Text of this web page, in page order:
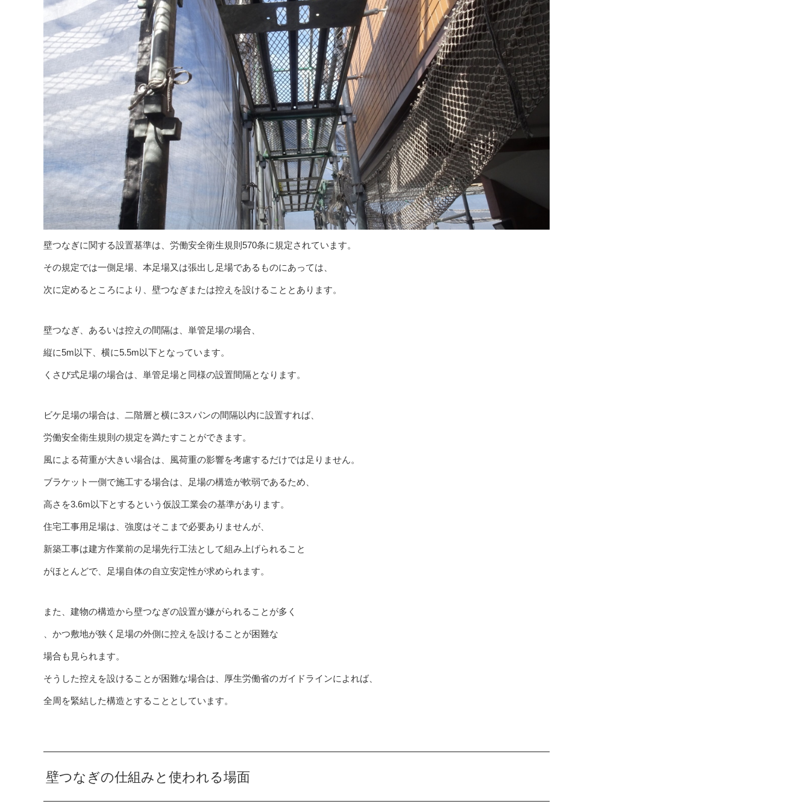
壁つなぎに関する設置基準は、労働安全衛生規則570条に規定されています。
その規定では一側足場、本足場又は張出し足場であるものにあっては、
次に定めるところにより、壁つなぎまたは控えを設けることとあります。
壁つなぎ、あるいは控えの間隔は、単管足場の場合、
縦に5m以下、横に5.5m以下となっています。
くさび式足場の場合は、単管足場と同様の設置間隔となります。
ビケ足場の場合は、二階層と横に3スパンの間隔以内に設置すれば、
労働安全衛生規則の規定を満たすことができます。
風による荷重が大きい場合は、風荷重の影響を考慮するだけでは足りません。
ブラケット一側で施工する場合は、足場の構造が軟弱であるため、
高さを3.6m以下とするという仮設工業会の基準があります。
住宅工事用足場は、強度はそこまで必要ありませんが、
新築工事は建方作業前の足場先行工法として組み上げられること
がほとんどで、足場自体の自立安定性が求められます。
また、建物の構造から壁つなぎの設置が嫌がられることが多く
、かつ敷地が狭く足場の外側に控えを設けることが困難な
場合も見られます。
そうした控えを設けることが困難な場合は、厚生労働省のガイドラインによれば、
全周を緊結した構造とすることとしています。
壁つなぎの仕組みと使われる場面